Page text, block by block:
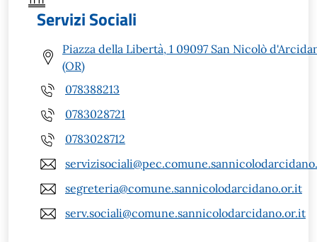
Servizi Sociali
Piazza della Libertà, 1 09097 San Nicolò
(OR)
078388213
0783028721
0783028712
segreteria@comune.sannicolodarcidano.or.it
serv.sociali@comune.sannicolodarcidano.or.it